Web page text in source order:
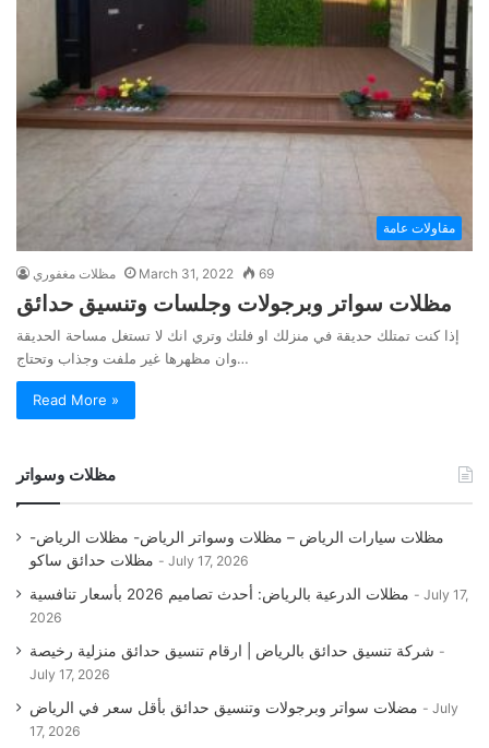
مقاولات عامة
مظلات مغفوري March 31, 2022 69
مظلات سواتر وبرجولات وجلسات وتنسيق حدائق
إذا كنت تمتلك حديقة في منزلك او فلتك وتري انك لا تستغل مساحة الحديقة
وان مظهرها غير ملفت وجذاب وتحتاج…
Read More »
مظلات وسواتر
مظلات سيارات الرياض – مظلات وسواتر الرياض- مظلات الرياض-
مظلات حدائق ساكو
July 17, 2026
مظلات الدرعية بالرياض: أحدث تصاميم 2026 بأسعار تنافسية
July 17,
2026
شركة تنسيق حدائق بالرياض | ارقام تنسيق حدائق منزلية رخيصة
July 17, 2026
مضلات سواتر وبرجولات وتنسيق حدائق بأقل سعر في الرياض
July
17, 2026